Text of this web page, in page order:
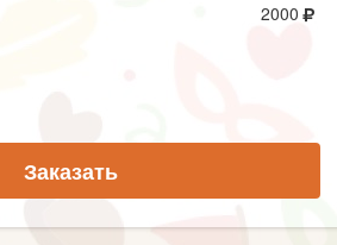
2000
Заказать